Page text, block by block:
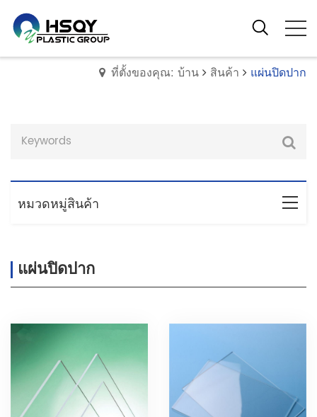
ที่ตั้งของคุณ: บ้าน สินค้า แผ่นปิดปาก
หมวดหมู่สินค้า
แผ่นปิดปาก